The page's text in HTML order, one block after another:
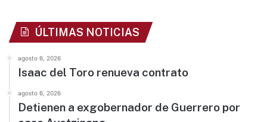
ÚLTIMAS NOTICIAS
agosto 6, 2026
Isaac del Toro renueva contrato
agosto 6, 2026
Detienen a exgobernador de Guerrero por